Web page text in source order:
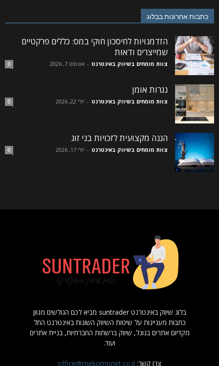
כתבות אחרונות בבלוג
הזדמנויות לחיסכון חוקי במס: כללים פרקטיים
שמייצרים ודאות
צוות מומחים בשיווק באינטרנט - אוגוסט 7, 2026 0
נגרות אומן
צוות מומחים בשיווק באינטרנט - יולי 22, 2026 0
הגנה מקצועית לזכויות בני זוג
צוות מומחים בשיווק באינטרנט - יולי 17, 2026 0
בלוג שיווק באינטרנט suntrader מביא לכם הגולשים מגוון
כתבות מעניינות על שיטות השיווק השונות באינטרנט החל
מקדיום אתרים בגוגל, שיווק ברשתות החברתיות, בניית אתרים
ועוד.
צרו קשר: office@mekomonet.co.il